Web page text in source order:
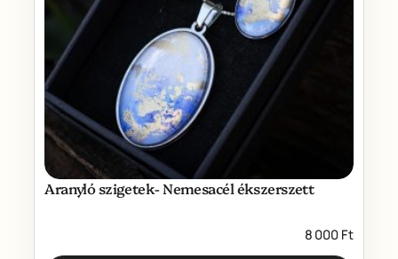
Aranyló szigetek- Nemesacél ékszerszett
8 000 Ft